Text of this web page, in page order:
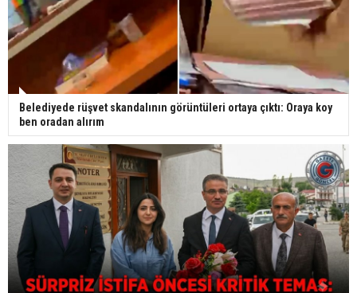
Belediyede rüşvet skandalının görüntüleri ortaya çıktı: Oraya koy
ben oradan alırım